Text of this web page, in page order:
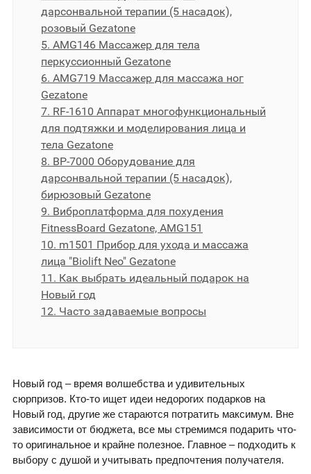
дарсонвальной терапии (5 насадок),
розовый Gezatone
5. AMG146 Массажер для тела
перкуссионный Gezatone
6. AMG719 Массажер для массажа ног
Gezatone
7. RF-1610 Аппарат многофункциональный
для подтяжки и моделирования лица и
тела Gezatone
8. BP-7000 Оборудование для
дарсонвальной терапии (5 насадок),
бирюзовый Gezatone
9. Виброплатформа для похудения
FitnessBoard Gezatone, AMG151
10. m1501 Прибор для ухода и массажа
лица "Biolift Neo" Gezatone
11. Как выбрать идеальный подарок на
Новый год
12. Часто задаваемые вопросы
Новый год – время волшебства и удивительных
сюрпризов. Кто-то ищет идеи недорогих подарков на
Новый год, другие же стараются потратить максимум. Вне
зависимости от бюджета, все мы стремимся подарить что-
то оригинальное и крайне полезное. Главное – подходить к
выбору с душой и учитывать предпочтения получателя.